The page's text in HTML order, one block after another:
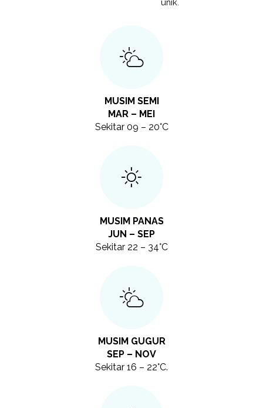
unik.
MUSIM SEMI
MAR – MEI
Sekitar 09 – 20°C
MUSIM PANAS
JUN – SEP
Sekitar 22 – 34°C
MUSIM GUGUR
SEP – NOV
Sekitar 16 – 22°C.